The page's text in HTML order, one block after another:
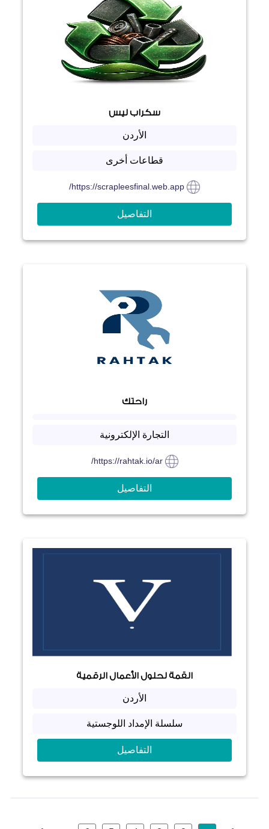
سكراب ليس
الأردن
قطاعات أخرى
https://scrapleesfinal.web.app/
التفاصيل
راحتك
التجارة الإلكترونية
https://rahtak.io/ar/
التفاصيل
القمة لحلول الأعمال الرقمية
الأردن
سلسلة الإمداد اللوجستية
التفاصيل